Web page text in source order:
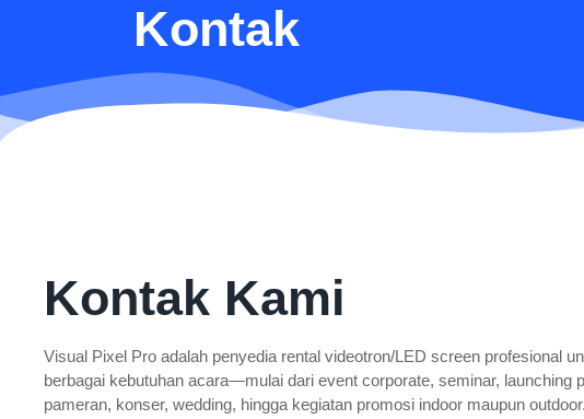
Kontak
Kontak Kami
Visual Pixel Pro adalah penyedia rental videotron/LED screen profesional
berbagai kebutuhan acara—mulai dari event corporate, seminar, launching
pameran, konser, wedding, hingga kegiatan promosi indoor maupun